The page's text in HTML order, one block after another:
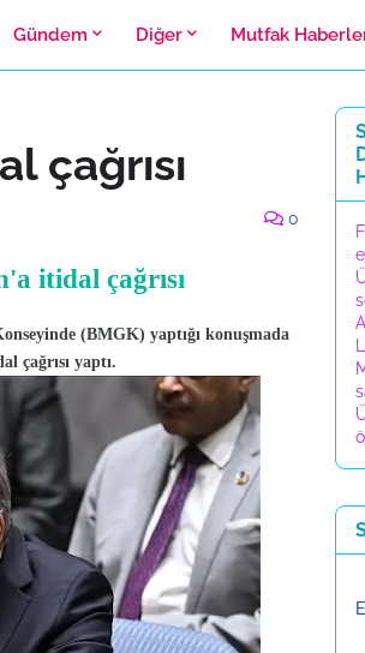
Gündem Diğer Mutfak
çağrısı
0
itidal çağrısı
(BMGK) yaptığı konuşmada
çağrısı yaptı.